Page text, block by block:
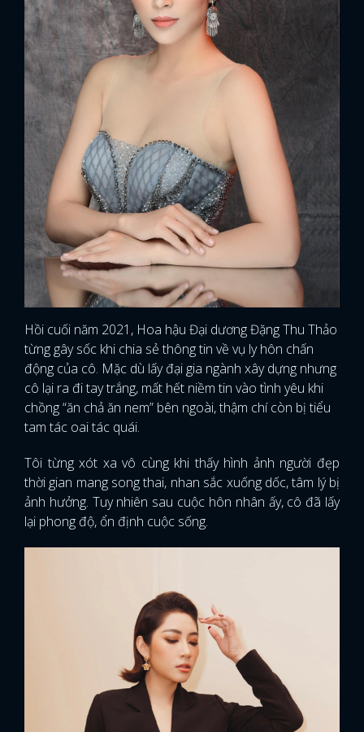
Hồi cuối năm 2021, Hoa hậu Đại dương Đặng Thu Thảo
từng gây sốc khi chia sẻ thông tin về vụ ly hôn chấn
động của cô. Mặc dù lấy đại gia ngành xây dựng nhưng
cô lại ra đi tay trắng, mất hết niềm tin vào tình yêu khi
chồng “ăn chả ăn nem” bên ngoài, thậm chí còn bị tiểu
tam tác oai tác quái.
Tôi từng xót xa vô cùng khi thấy hình ảnh người đẹp
thời gian mang song thai, nhan sắc xuống dốc, tâm lý bị
ảnh hưởng. Tuy nhiên sau cuộc hôn nhân ấy, cô đã lấy
lại phong độ, ổn định cuộc sống.